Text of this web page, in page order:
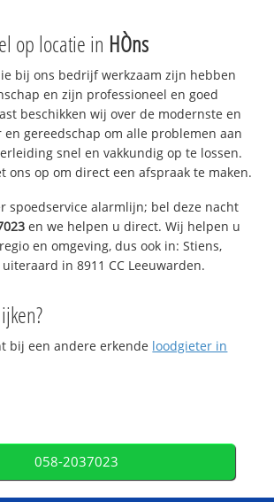
op locatie in HÒns
bij ons bedrijf werkzaam zijn hebben
en zijn professioneel en goed
beschikken wij over de modernste en
gereedschap om alle problemen aan
snel en vakkundig op te lossen.
ons op om direct een afspraak te maken.
spoedservice alarmlijn; bel deze nacht
en we helpen u direct. Wij helpen u
en omgeving, dus ook in: Stiens,
in 8911 CC Leeuwarden.
bij een andere erkende loodgieter in
058-2037023